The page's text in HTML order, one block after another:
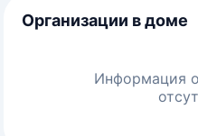
Организации в доме
Информация